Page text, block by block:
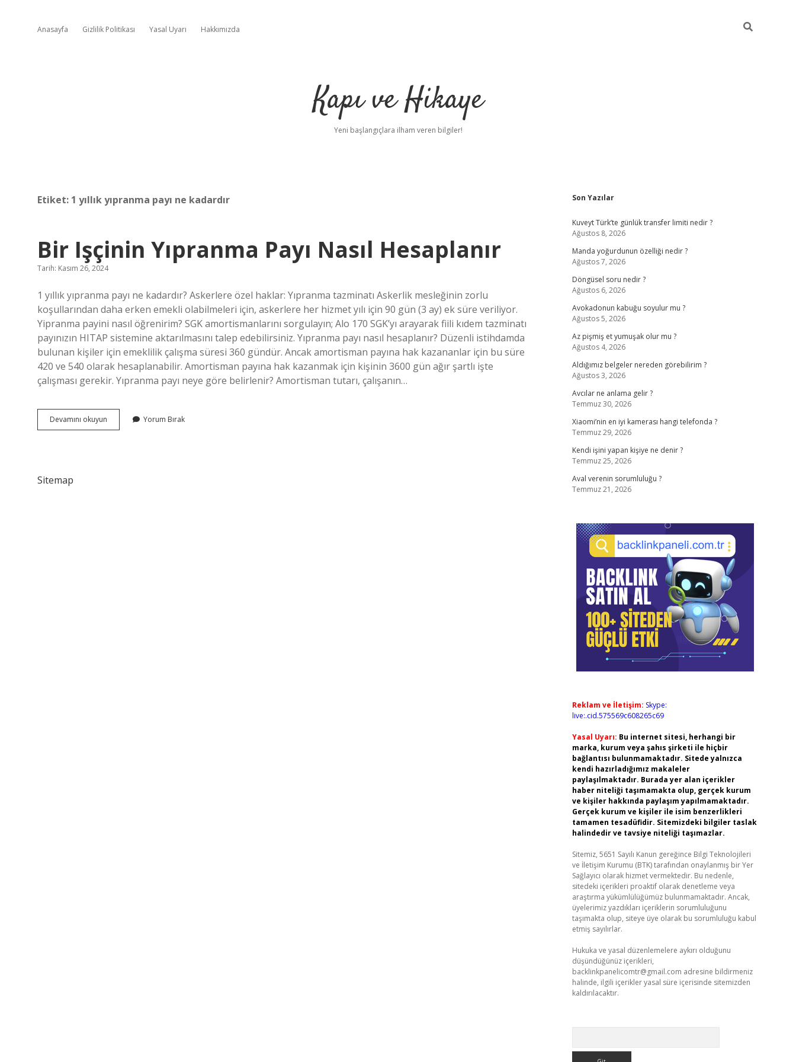
Anasayfa Gizlilik Politikası Yasal Uyarı Hakkımızda
Kapı ve Hikaye
Yeni başlangıçlara ilham veren bilgiler!
Etiket: 1 yıllık yıpranma payı ne kadardır
Bir Işçinin Yıpranma Payı Nasıl Hesaplanır
Tarih: Kasım 26, 2024
1 yıllık yıpranma payı ne kadardır? Askerlere özel haklar: Yıpranma tazminatı Askerlik mesleğinin zorlu
koşullarından daha erken emekli olabilmeleri için, askerlere her hizmet yılı için 90 gün (3 ay) ek süre veriliyor.
Yipranma payini nasıl öğrenirim? SGK amortismanlarını sorgulayın; Alo 170 SGK’yı arayarak fiili kıdem tazminatı
payınızın HITAP sistemine aktarılmasını talep edebilirsiniz. Yıpranma payı nasıl hesaplanır? Düzenli istihdamda
bulunan kişiler için emeklilik çalışma süresi 360 gündür. Ancak amortisman payına hak kazananlar için bu süre
420 ve 540 olarak hesaplanabilir. Amortisman payına hak kazanmak için kişinin 3600 gün ağır şartlı işte
çalışması gerekir. Yıpranma payı neye göre belirlenir? Amortisman tutarı, çalışanın…
Devamını okuyun
Işçinin
Yorum Bırak
Sitemap
Sidebar
Son Yazılar
Kuveyt Türk’te günlük transfer limiti nedir ?
Ağustos 8, 2026
Manda yoğurdunun özelliği nedir ?
Ağustos 7, 2026
Döngüsel soru nedir ?
Ağustos 6, 2026
Avokadonun kabuğu soyulur mu ?
Ağustos 5, 2026
Az pişmiş et yumuşak olur mu ?
Ağustos 4, 2026
Aldığımız belgeler nereden görebilirim ?
Ağustos 3, 2026
Avcılar ne anlama gelir ?
Temmuz 30, 2026
Xiaomi’nin en iyi kamerası hangi telefonda ?
Temmuz 29, 2026
Kendi işini yapan kişiye ne denir ?
Temmuz 25, 2026
Aval verenin sorumluluğu ?
Temmuz 21, 2026
Reklam ve İletişim: Skype:
live:.cid.575569c608265c69
Yasal Uyarı: Bu internet sitesi, herhangi bir
marka, kurum veya şahıs şirketi ile hiçbir
bağlantısı bulunmamaktadır. Sitede yalnızca
kendi hazırladığımız makaleler
paylaşılmaktadır. Burada yer alan içerikler
haber niteliği taşımamakta olup, gerçek kurum
ve kişiler hakkında paylaşım yapılmamaktadır.
Gerçek kurum ve kişiler ile isim benzerlikleri
tamamen tesadüfidir. Sitemizdeki bilgiler taslak
halindedir ve tavsiye niteliği taşımazlar.
Sitemiz, 5651 Sayılı Kanun gereğince Bilgi Teknolojileri
ve İletişim Kurumu (BTK) tarafından onaylanmış bir Yer
Sağlayıcı olarak hizmet vermektedir. Bu nedenle,
sitedeki içerikleri proaktif olarak denetleme veya
araştırma yükümlülüğümüz bulunmamaktadır. Ancak,
üyelerimiz yazdıkları içeriklerin sorumluluğunu
taşımakta olup, siteye üye olarak bu sorumluluğu kabul
etmiş sayılırlar.
Hukuka ve yasal düzenlemelere aykırı olduğunu
düşündüğünüz içerikleri,
backlinkpanelicomtr@gmail.com adresine bildirmeniz
halinde, ilgili içerikler yasal süre içerisinde sitemizden
kaldırılacaktır.